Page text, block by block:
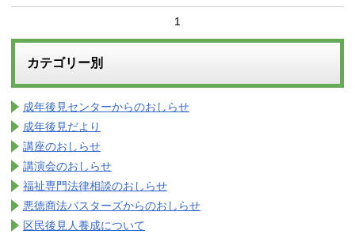
1
カテゴリー別
成年後見センターからのおしらせ
成年後見だより
講座のおしらせ
講演会のおしらせ
福祉専門法律相談のおしらせ
悪徳商法バスターズからのおしらせ
区民後見人養成について